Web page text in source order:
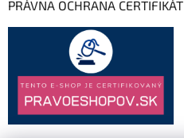
PRÁVNA OCHRANA CERTIFIKÁT